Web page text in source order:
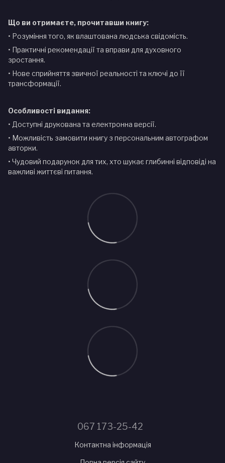
Що ви отримаєте, прочитавши книгу:
• Розуміння того, як влаштована людська свідомість.
• Практичні рекомендації та вправи для духовного
зростання.
• Нове сприйняття звичної реальності та ключі до її
трансформації.
Особливості видання:
• Доступні друкована та електронна версії.
• Можливість замовити книгу з персональним автографом
авторки.
• Чудовий подарунок для тих, хто шукає глибинні відповіді на
важливі життєві питання.
067 173-25-42
Контактна інформація